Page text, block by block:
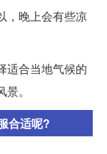
，晚上会有些凉
适合当地气候的
。
合适呢?